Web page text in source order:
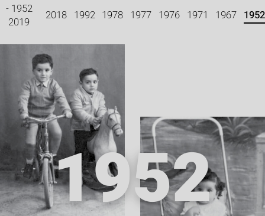
1952
1967
1971
1976
1977
1978
1992
2018
1952 -
2019
1952